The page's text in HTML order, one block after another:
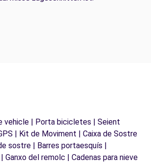
vehicle | Porta bicicletes | Seient
| Kit de Moviment | Caixa de Sostre
sostre | Barres portaesquís |
Ganxo del remolc | Cadenas para nieve